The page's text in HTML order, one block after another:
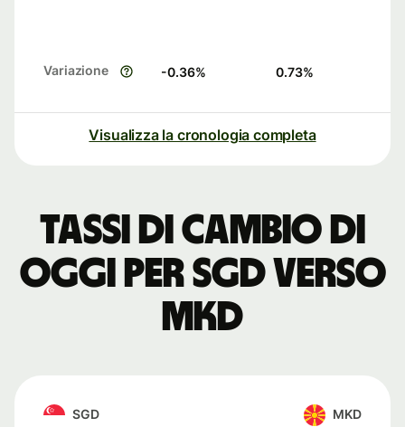
Variazione -0.36% 0.73%
Visualizza la cronologia completa
Tassi di cambio di
oggi per SGD verso
MKD
SGD MKD